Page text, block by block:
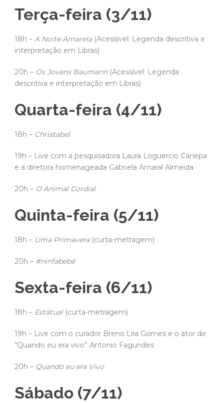
Terça-feira (3/11)
18h – A Noite Amarela (Acessível: Legenda descritiva e
interpretação em Libras)
20h – Os Jovens Baumann(Acessível: Legenda
descritiva e interpretação em Libras)
Quarta-feira (4/11)
18h – Christabel
19h – Live com a pesquisadora Laura Loguercio Cánepa
e a diretora homenageada Gabriela Amaral Almeida
20h – O Animal Cordial
Quinta-feira (5/11)
18h – Uma Primavera (curta-metragem)
20h – #ninfabebê
Sexta-feira (6/11)
18h – Estátua! (curta-metragem)
19h – Live com o curador Breno Lira Gomes e o ator de
“Quando eu era vivo” Antonio Fagundes
20h – Quando eu era Vivo
Sábado (7/11)